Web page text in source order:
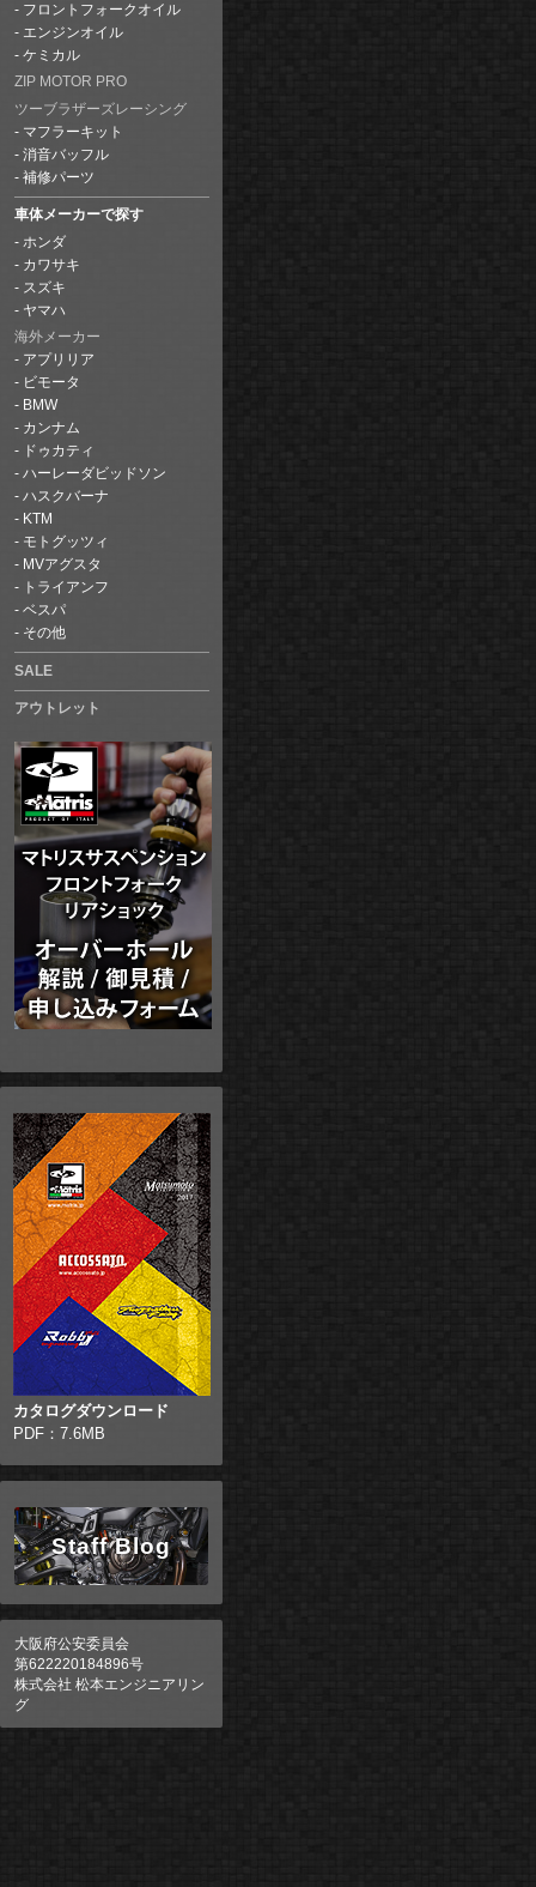
フロントフォークオイル
エンジンオイル
ケミカル
ZIP MOTOR PRO
ツーブラザーズレーシング
マフラーキット
消音バッフル
補修パーツ
車体メーカーで探す
ホンダ
カワサキ
スズキ
ヤマハ
海外メーカー
アプリリア
ビモータ
BMW
カンナム
ドゥカティ
ハーレーダビッドソン
ハスクバーナ
KTM
モトグッツィ
MVアグスタ
トライアンフ
ベスパ
その他
SALE
アウトレット
カタログダウンロード
PDF：7.6MB
Staff Blog
大阪府公安委員会
第622220184896号
株式会社 松本エンジニアリン
グ